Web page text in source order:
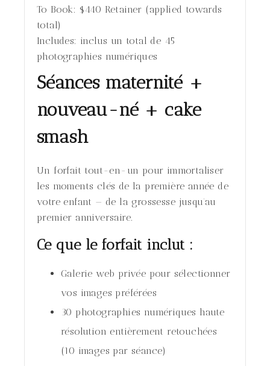
To Book: $440 Retainer (applied towards
total)
Includes: inclus un total de 45
photographies numériques
Séances maternité +
nouveau-né + cake
smash
Un forfait tout-en-un pour immortaliser
les moments clés de la première année de
votre enfant — de la grossesse jusqu’au
premier anniversaire.
Ce que le forfait inclut :
Galerie web privée pour sélectionner
vos images préférées
30 photographies numériques haute
résolution entièrement retouchées
(10 images par séance)